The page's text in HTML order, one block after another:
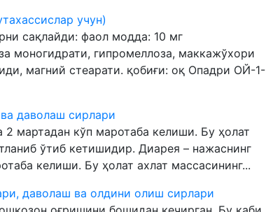
учун)
сақлайди: фаол модда: 10 мг
моногидрати, гипромеллоза, маккажўхори
магний стеарати. қобиғи: оқ Опадри ОЙ-1-
даволаш сирлари
мартадан кўп маротаба келиши. Бу ҳолат
ўтиб кетишидир. Диарея – нажаснинг
келиши. Бу ҳолат ахлат массасининг...
даволаш ва олдини олиш сирлари